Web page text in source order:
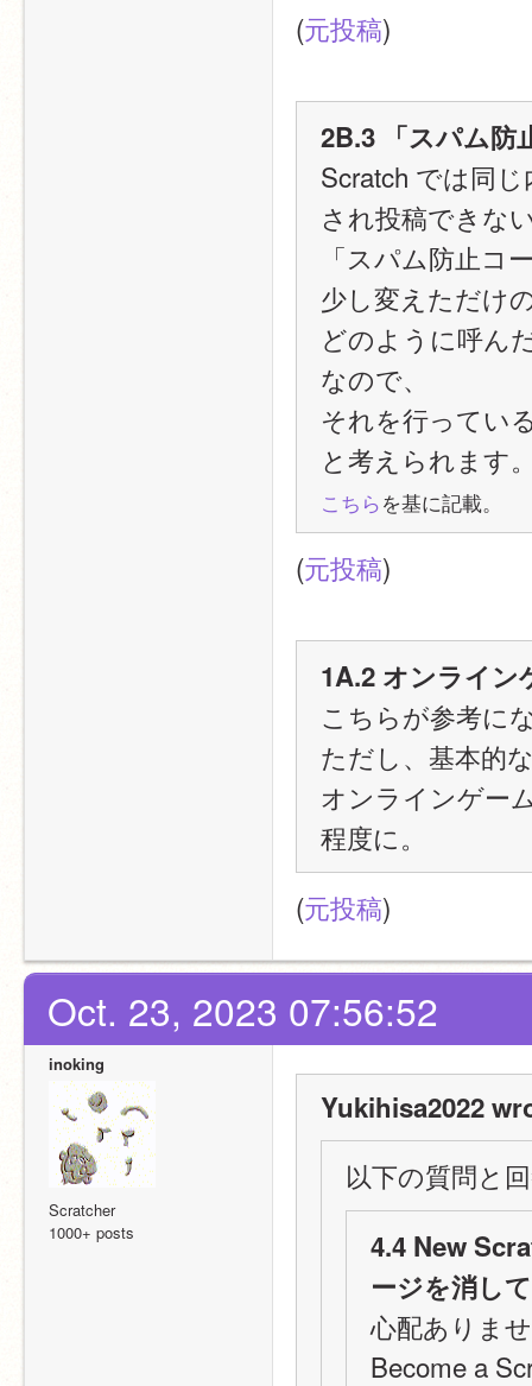
(元投稿)
2B.3 「スパム防
Scratch では同
され投稿できな
「スパム防止
少し変えただけ
どのように呼ん
なので、
それを行ってい
と考えられます
こちらを基に記載。
(元投稿)
1A.2 オンライン
こちらが参考に
ただし、基本的
オンラインゲー
程度に。
(元投稿)
Oct. 23, 2023 07:56:52
inoking
Scratcher
1000+ posts
Yukihisa2022
以下の質問と
4.4 New
ージを消し
心配ありま
Become a